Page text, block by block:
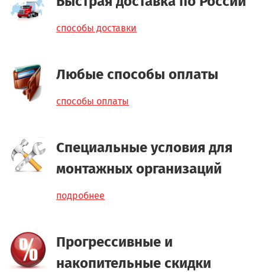
способы доставки
Любые способы оплаты
способы оплаты
Специальные условия для
монтажных организаций
подробнее
Прогрессивные и
накопительные скидки